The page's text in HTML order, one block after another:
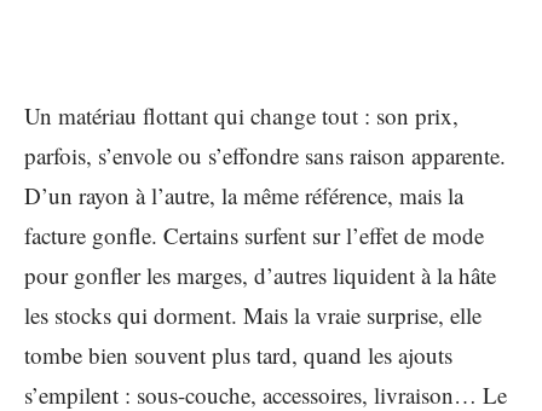
Un matériau flottant qui change tout : son prix,
parfois, s’envole ou s’effondre sans raison apparente.
D’un rayon à l’autre, la même référence, mais la
facture gonfle. Certains surfent sur l’effet de mode
pour gonfler les marges, d’autres liquident à la hâte
les stocks qui dorment. Mais la vraie surprise, elle
tombe bien souvent plus tard, quand les ajouts
s’empilent : sous-couche, accessoires, livraison… Le